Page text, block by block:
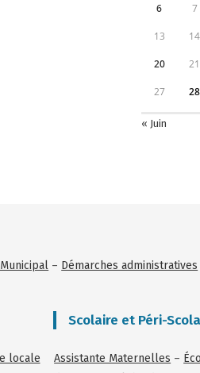
6 7
13 14
20 21
27 28
« Juin
– Démarches administratives
locale
Scolaire et Péri-
Assistante Maternelles –